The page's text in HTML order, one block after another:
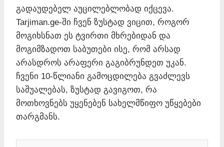
გადაუდებელ აუცილებლობად იქცევა.
Tarjiman.ge-ში ჩვენ ზუსტად ვიცით, როგორ
მოგიხსნათ ეს ტვირთი მხრებიდან და
მოგიმზადოთ საბუთები ისე, რომ არსად
არასდროს არაფერი გაგიბრუნდეთ უკან.
ჩვენი 10-წლიანი გამოცდილება გვაძლევს
საშუალებას, ზუსტად გავიგოთ, რა
მოთხოვნებს უყენებენ სახელმწიფო უწყებები
თარგმანს.